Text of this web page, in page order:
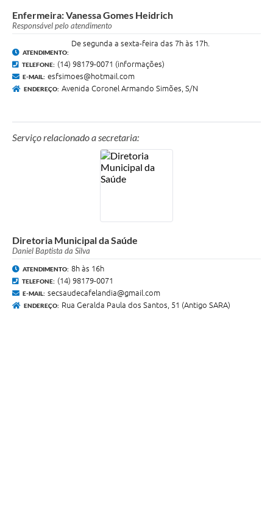
Enfermeira: Vanessa Gomes Heidrich
Responsável pelo atendimento
ATENDIMENTO:
De segunda a sexta-feira das 7h às 17h.
TELEFONE: (14) 98179-0071 (informações)
E-MAIL: esfsimoes@hotmail.com
ENDEREÇO: Avenida Coronel Armando Simões, S/N
Serviço relacionado a secretaria:
Diretoria Municipal da Saúde
Daniel Baptista da Silva
ATENDIMENTO: 8h às 16h
TELEFONE: (14) 98179-0071
E-MAIL: secsaudecafelandia@gmail.com
ENDEREÇO: Rua Geralda Paula dos Santos, 51 (Antigo SARA)